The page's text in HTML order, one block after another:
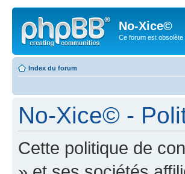
No-Xice©
Ce forum est
Index du forum
No-Xice© -
Cette politique de